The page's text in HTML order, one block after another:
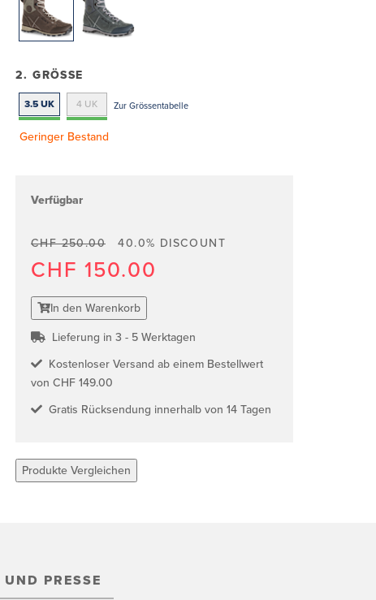
2. GRÖSSE
3.5 UK 4 UK Zur Grössentabelle
Geringer Bestand
Verfügbar
CHF 250.00 40.0% DISCOUNT
CHF 150.00
In den Warenkorb
Lieferung in 3 - 5 Werktagen
Kostenloser Versand ab einem Bestellwert
von CHF 149.00
Gratis Rücksendung innerhalb von 14 Tagen
Produkte Vergleichen
PRESSE